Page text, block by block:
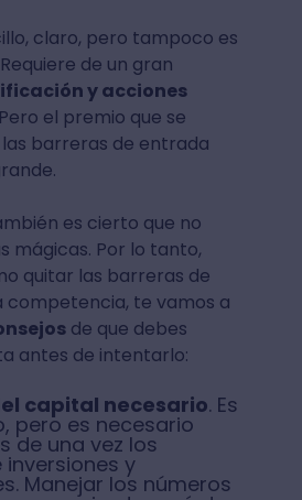
claro, pero tampoco es
de un gran
y acciones
el premio que se
barreras de entrada
es cierto que no
mágicas. Por lo tanto,
quitar las barreras de
competencia, te vamos a
de que debes
antes de intentarlo:
capital necesario. Es
pero es necesario
de una vez los
y
Manejar los números